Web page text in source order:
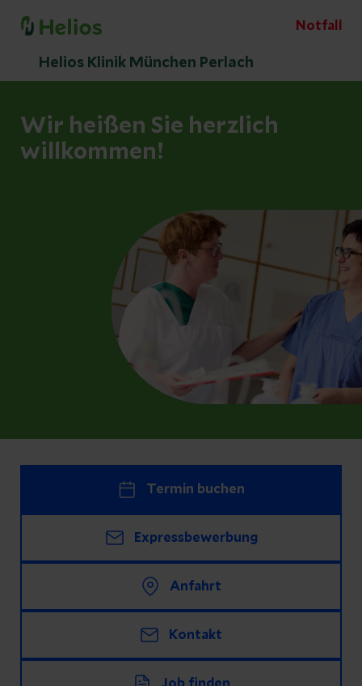
Notfall
Helios Klinik München Perlach
Wir heißen Sie herzlich
willkommen!
Termin buchen
Expressbewerbung
Anfahrt
Kontakt